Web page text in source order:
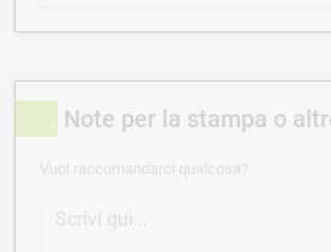
Note per la stampa o
Vuoi raccomandarci qualcosa?